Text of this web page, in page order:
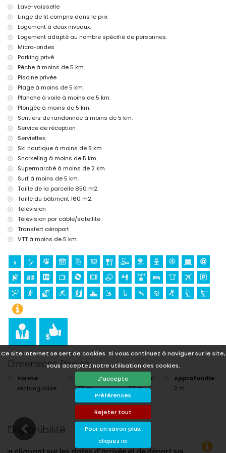
Ce site internet se sert de cookies. Si vous continuez à naviguer sur le site,
vous acceptez notre utilisation des cookies.
J'accepte
Préférences
Rejeter tout
Pour en savoir plus,
cliquez ici
Installations et services à supplément
service aéroport
chauffage de la piscine
lit bébé/lit d'enfant (sur demande)
Sites et culture à Jávea, Costa Blanca
musée (Pueblo Histórico, Jávea), église (San Bartolomé, Jávea), ruines
(Pueblo Histórico, Jávea), monument (Pueblo Histórico, Jávea),
bâtiment architectural (Pueblo Histórico, Jávea), lieu historique
(Pueblo Histórico et Jávea) (à moins de 10 kilomètres de
l'hébergement)
château (Portal de la Vila et Denia) (à moins de 25 kilomètres de
l'hébergement)
Sports
tennis, randonnée, VTT, cyclisme, escalade, canoë, kayak, pêche,
plongée, snorkeling, surf, planche à voile et ski nautique (à moins de 5
kilomètres de la villa)
golf (Club de Golf Jávea, Jávea) et équitation (à moins de 10
kilomètres de la villa)
Lave-vaisselle
Linge de lit compris dans le prix
Logement à deux niveaux.
Logement adapté au nombre spécifié de personnes.
Micro-ondes
Parking privé
Pêche à moins de 5 km.
Piscine privée
Plage à moins de 5 km.
Planche à voile à moins de 5 km.
Plongée à moins de 5 km.
Sentiers de randonnée à moins de 5 km.
Service de réception
Serviettes
Ski nautique à moins de 5 km.
Snorkeling à moins de 5 km.
Supermarché à moins de 2 km.
Surf à moins de 5 km.
Taille de la parcelle 850 m2.
Taille du bâtiment 160 m2.
Télévision
Télévision par câble/satellite
Transfert aéroport
VTT à moins de 5 km.
Dimensions Piscine
Forme:
rectangulaire
Longueur:
7,5 m.
Largeur:
3,5 m.
Approfondie:
2 m.
Disponibilité